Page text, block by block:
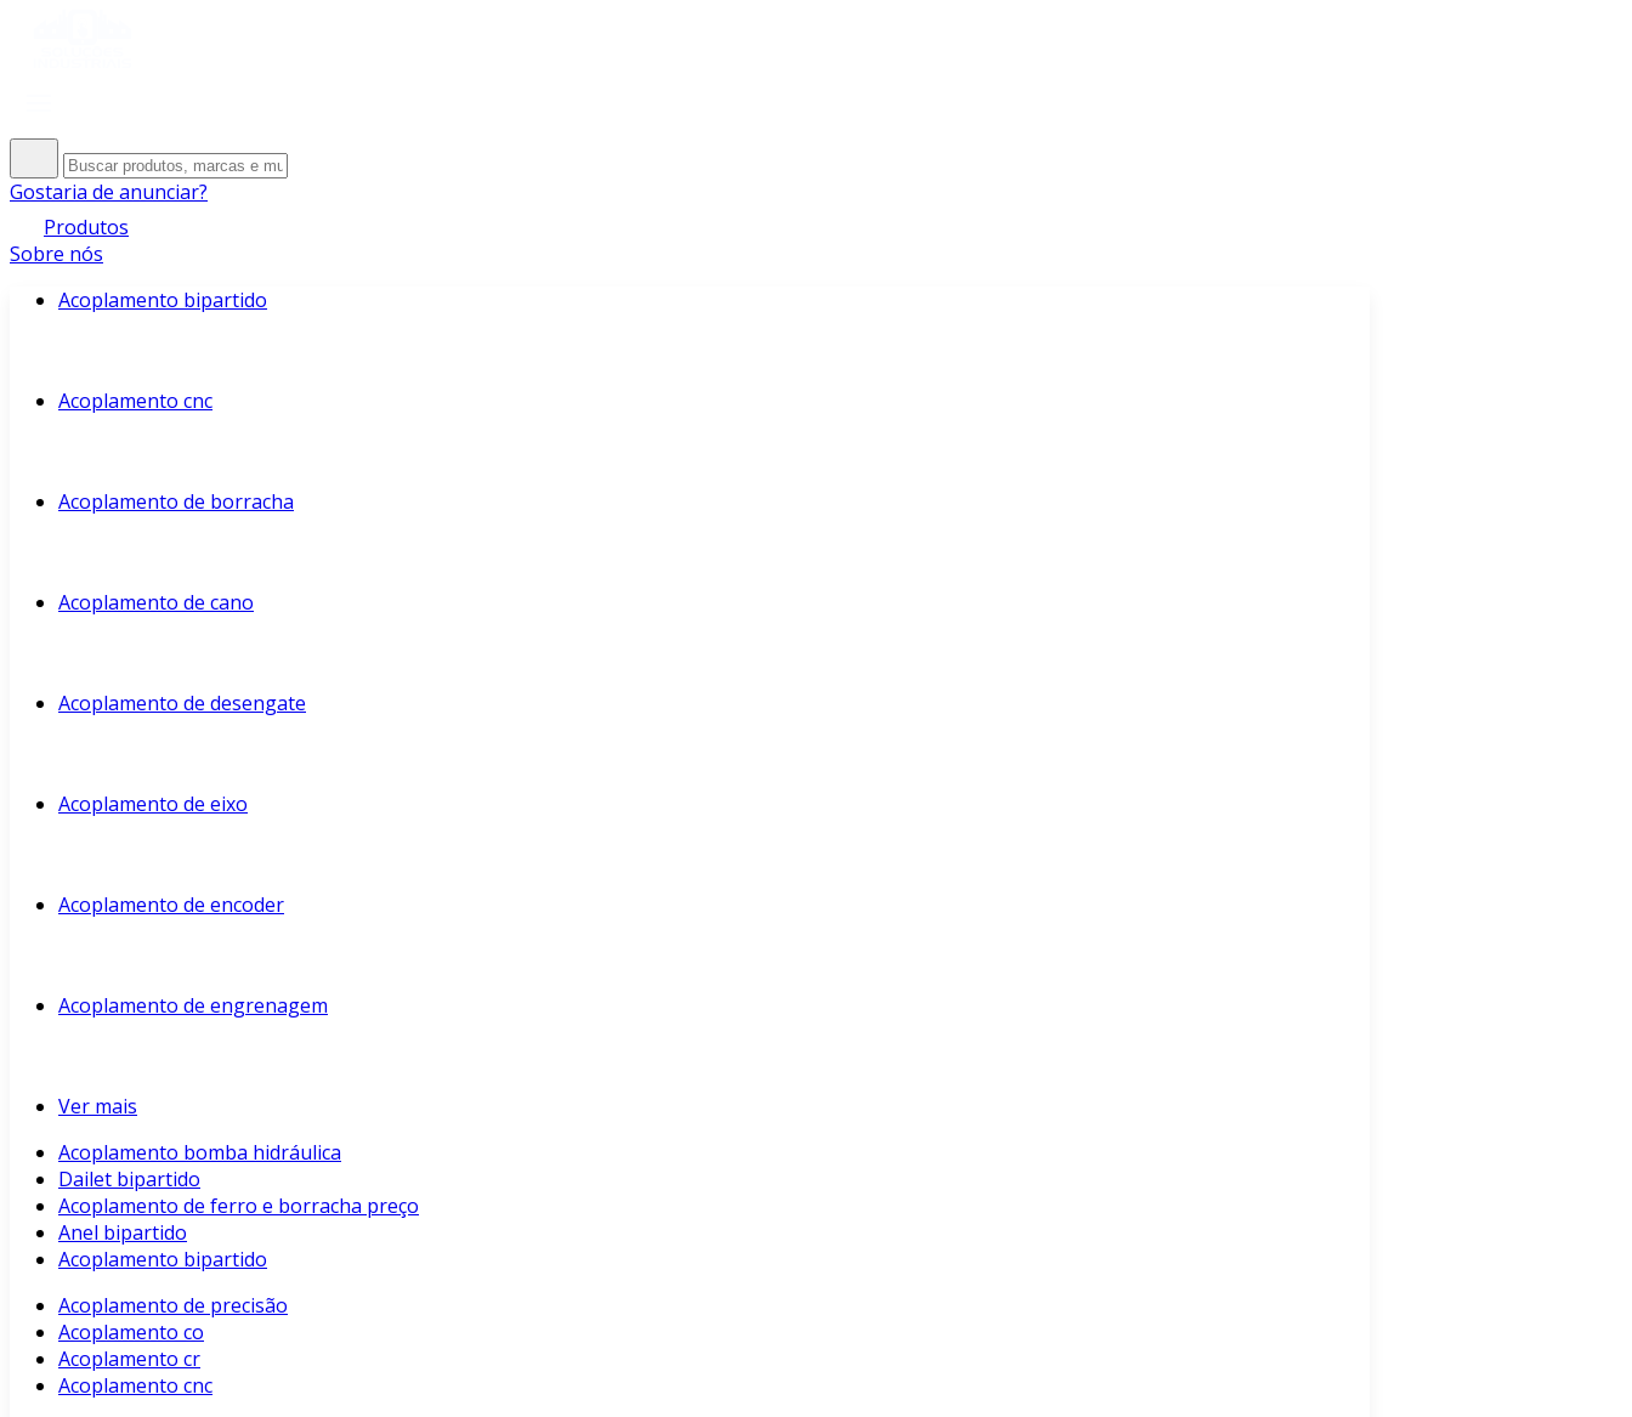
Gostaria de anunciar?
Produtos
Sobre nós
Acoplamento bipartido
Acoplamento cnc
Acoplamento de borracha
Acoplamento de cano
Acoplamento de desengate
Acoplamento de eixo
Acoplamento de encoder
Acoplamento de engrenagem
Ver mais
Acoplamento bomba hidráulica
Dailet bipartido
Acoplamento de ferro e borracha preço
Anel bipartido
Acoplamento bipartido
Acoplamento de precisão
Acoplamento co
Acoplamento cr
Acoplamento cnc